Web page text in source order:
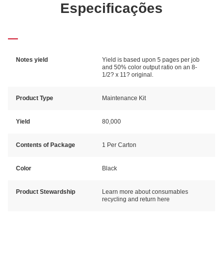
Especificações
Notes yield
Yield is based upon 5 pages per job
and 50% color output ratio on an 8-
1/2? x 11? original.
Product Type Maintenance Kit
Yield 80,000
Contents of Package 1 Per Carton
Color Black
Product Stewardship
Learn more about consumables
recycling and return here